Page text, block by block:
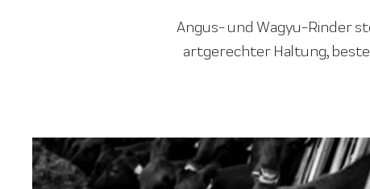
Angus- und Wagyu-Rinder
artgerechter Haltung,